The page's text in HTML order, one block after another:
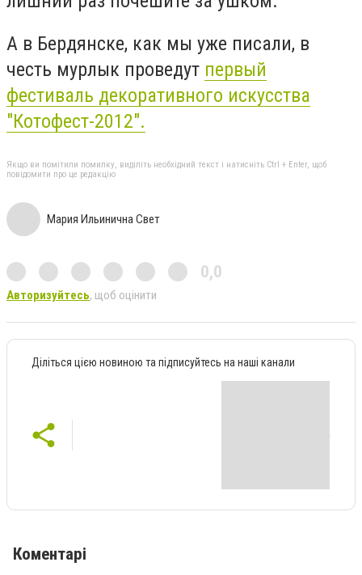
А в Бердянске, как мы уже писали, в
честь мурлык проведут первый
фестиваль декоративного искусства
"Котофест-2012".
Якщо ви помітили помилку, виділіть необхідний текст і натисніть Ctrl + Enter, щоб
повідомити про це редакцію
Мария Ильинична Свет
0,0
Авторизуйтесь, щоб оцінити
Діліться цією новиною та підписуйтесь на наші канали
Коментарі